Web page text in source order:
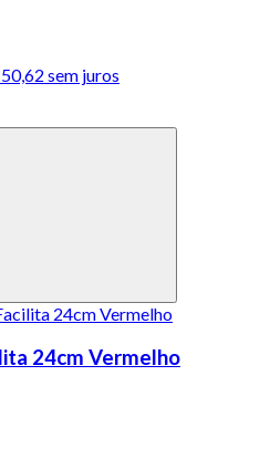
sem juros
24cm Vermelho